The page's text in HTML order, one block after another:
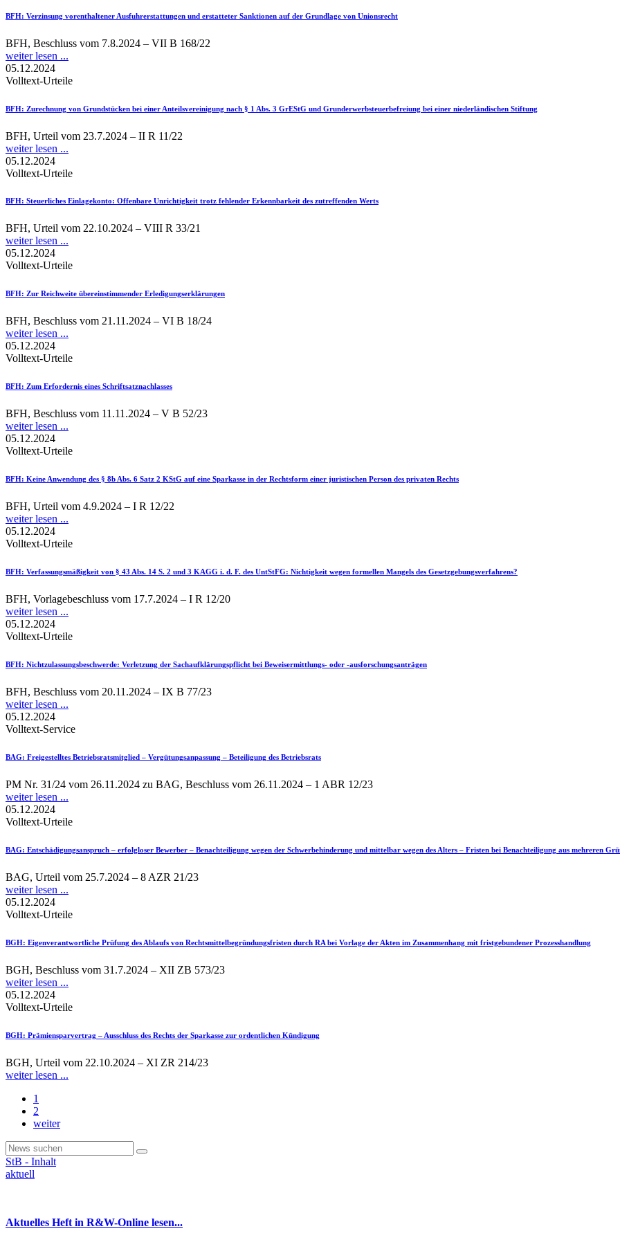
BFH: Verzinsung vorenthaltener Ausfuhrerstattungen und erstatteter Sanktionen auf der Grundlage von Unionsrecht
BFH, Beschluss vom 7.8.2024 – VII B 168/22
weiter lesen ...
05.12.2024
Volltext-Urteile
BFH: Zurechnung von Grundstücken bei einer Anteilsvereinigung nach § 1 Abs. 3 GrEStG und Grunderwerbsteuerbefreiung bei einer niederländischen Stiftung
BFH, Urteil vom 23.7.2024 – II R 11/22
weiter lesen ...
05.12.2024
Volltext-Urteile
BFH: Steuerliches Einlagekonto: Offenbare Unrichtigkeit trotz fehlender Erkennbarkeit des zutreffenden Werts
BFH, Urteil vom 22.10.2024 – VIII R 33/21
weiter lesen ...
05.12.2024
Volltext-Urteile
BFH: Zur Reichweite übereinstimmender Erledigungserklärungen
BFH, Beschluss vom 21.11.2024 – VI B 18/24
weiter lesen ...
05.12.2024
Volltext-Urteile
BFH: Zum Erfordernis eines Schriftsatznachlasses
BFH, Beschluss vom 11.11.2024 – V B 52/23
weiter lesen ...
05.12.2024
Volltext-Urteile
BFH: Keine Anwendung des § 8b Abs. 6 Satz 2 KStG auf eine Sparkasse in der Rechtsform einer juristischen Person des privaten Rechts
BFH, Urteil vom 4.9.2024 – I R 12/22
weiter lesen ...
05.12.2024
Volltext-Urteile
BFH: Verfassungsmäßigkeit von § 43 Abs. 14 S. 2 und 3 KAGG i. d. F. des UntStFG: Nichtigkeit wegen formellen Mangels des Gesetzgebungsverfahrens?
BFH, Vorlagebeschluss vom 17.7.2024 – I R 12/20
weiter lesen ...
05.12.2024
Volltext-Urteile
BFH: Nichtzulassungsbeschwerde: Verletzung der Sachaufklärungspflicht bei Beweisermittlungs- oder -ausforschungsanträgen
BFH, Beschluss vom 20.11.2024 – IX B 77/23
weiter lesen ...
05.12.2024
Volltext-Service
BAG: Freigestelltes Betriebsratsmitglied – Vergütungsanpassung – Beteiligung des Betriebsrats
PM Nr. 31/24 vom 26.11.2024 zu BAG, Beschluss vom 26.11.2024 – 1 ABR 12/23
weiter lesen ...
05.12.2024
Volltext-Urteile
BAG: Entschädigungsanspruch – erfolgloser Bewerber – Benachteiligung wegen der Schwerbehinderung und mittelbar wegen des Alters – Fristen bei Benachteiligung aus mehreren
BAG, Urteil vom 25.7.2024 – 8 AZR 21/23
weiter lesen ...
05.12.2024
Volltext-Urteile
BGH: Eigenverantwortliche Prüfung des Ablaufs von Rechtsmittelbegründungsfristen durch RA bei Vorlage der Akten im Zusammenhang mit fristgebundener Prozesshandlung
BGH, Beschluss vom 31.7.2024 – XII ZB 573/23
weiter lesen ...
05.12.2024
Volltext-Urteile
BGH: Prämiensparvertrag – Ausschluss des Rechts der Sparkasse zur ordentlichen Kündigung
BGH, Urteil vom 22.10.2024 – XI ZR 214/23
weiter lesen ...
1
2
weiter
StB - Inhalt
aktuell
Aktuelles Heft in R&W-Online lesen...